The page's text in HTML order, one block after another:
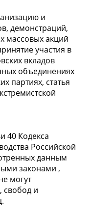
и
демонстраций,
массовых акций
участия в
вкладов
объединениях
партиях, статья
40 Кодекса
Российской
данным
законами ,
могут
свобод и